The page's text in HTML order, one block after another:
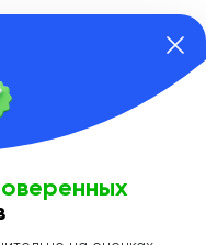
массовой
января 2019 г.